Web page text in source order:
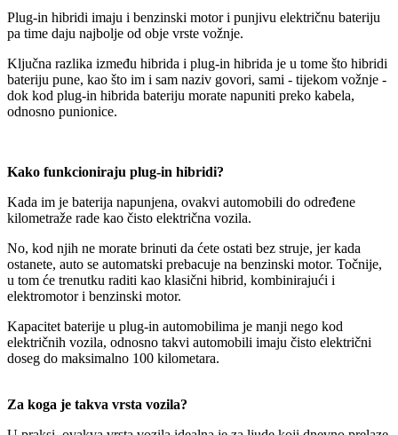
Plug-in hibridi imaju i benzinski motor i punjivu električnu bateriju
pa time daju najbolje od obje vrste vožnje.
Ključna razlika između hibrida i plug-in hibrida je u tome što hibridi
bateriju pune, kao što im i sam naziv govori, sami - tijekom vožnje -
dok kod plug-in hibrida bateriju morate napuniti preko kabela,
odnosno punionice.
Kako funkcioniraju plug-in hibridi?
Kada im je baterija napunjena, ovakvi automobili do određene
kilometraže rade kao čisto električna vozila.
No, kod njih ne morate brinuti da ćete ostati bez struje, jer kada
ostanete, auto se automatski prebacuje na benzinski motor. Točnije,
u tom će trenutku raditi kao klasični hibrid, kombinirajući i
elektromotor i benzinski motor.
Kapacitet baterije u plug-in automobilima je manji nego kod
električnih vozila, odnosno takvi automobili imaju čisto električni
doseg do maksimalno 100 kilometara.
Za koga je takva vrsta vozila?